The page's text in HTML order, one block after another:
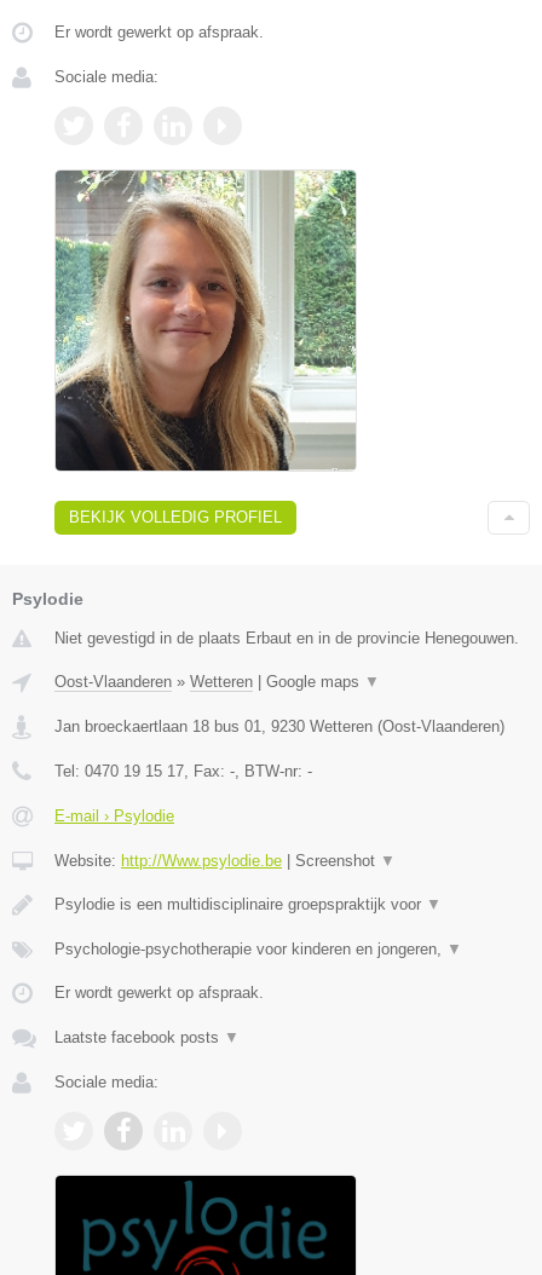
Er wordt gewerkt op afspraak.
Sociale media:
BEKIJK VOLLEDIG PROFIEL
Psylodie
Niet gevestigd in de plaats Erbaut en in de provincie Henegouwen.
Oost-Vlaanderen » Wetteren Google maps ▼
Jan broeckaertlaan 18 bus 01, 9230 Wetteren (Oost-Vlaanderen)
Tel: 0470 19 15 17, Fax: -, BTW-nr: -
E-mail › Psylodie
Website: http://Www.psylodie.be Screenshot ▼
Psylodie is een multidisciplinaire groepspraktijk voor ▼
Psychologie-psychotherapie voor kinderen en jongeren, ▼
Er wordt gewerkt op afspraak.
Laatste facebook posts ▼
Sociale media: